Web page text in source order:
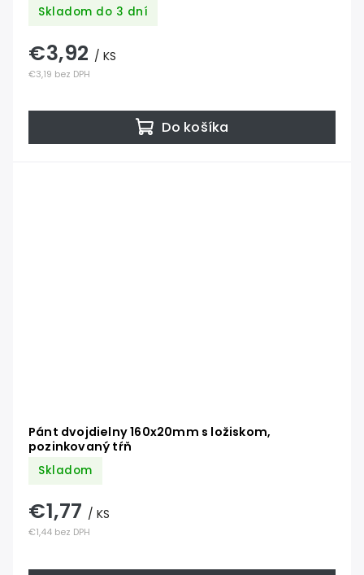
Skladom do 3 dní
€3,19 bez DPH
€3,92 / KS
Do košíka
Pánt dvojdielny 160x20mm s ložiskom,
pozinkovaný tŕň
Skladom
€1,44 bez DPH
€1,77 / KS